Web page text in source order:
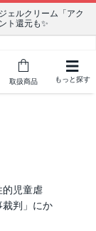
ェルクリーム「アク
ト還元も✨
取扱商品 もっと探す
的児童虐
裁判」にか